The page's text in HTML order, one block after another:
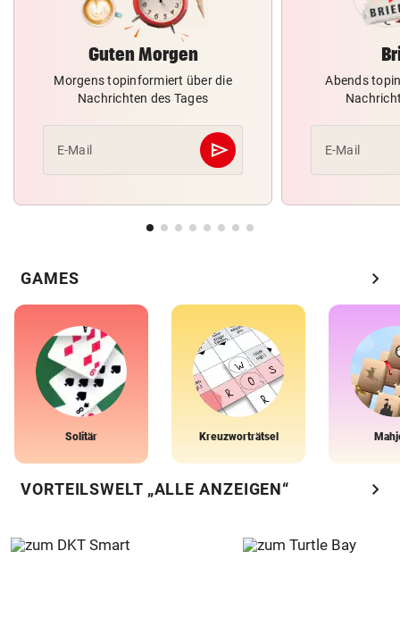
Guten Morgen
Morgens topinformiert über die
Nachrichten des Tages
E-Mail send
Abschicken
Abends
E-Mail
GAMES chevron_right
Solitär Kreuzworträtsel
VORTEILSWELT „ALLE ANZEIGEN“ chevron_right